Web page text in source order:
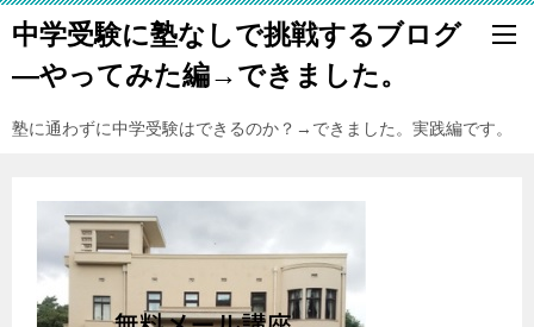
中学受験に塾なしで挑戦するブログ
―やってみた編→できました。
塾に通わずに中学受験はできるのか？→できました。実践編です。